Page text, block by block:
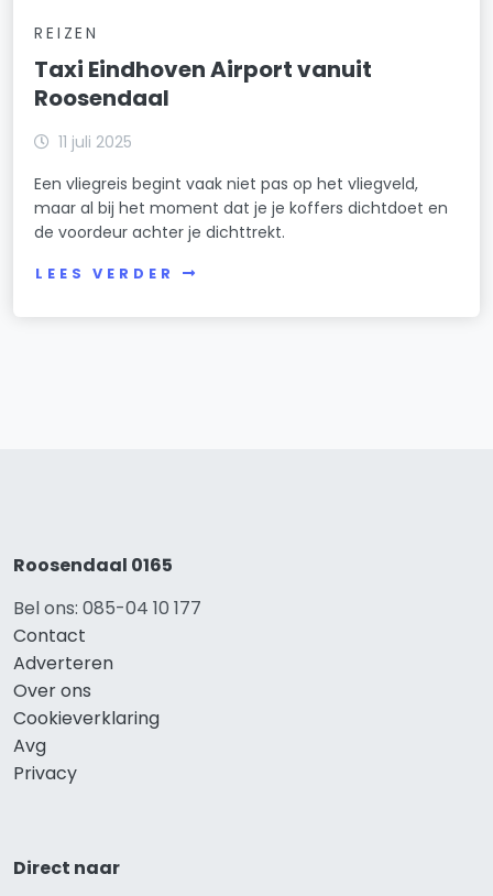
REIZEN
Taxi Eindhoven Airport vanuit
Roosendaal
11 juli 2025
Een vliegreis begint vaak niet pas op het vliegveld,
maar al bij het moment dat je je koffers dichtdoet en
de voordeur achter je dichttrekt.
LEES VERDER
Roosendaal 0165
Bel ons: 085-04 10 177
Contact
Adverteren
Over ons
Cookieverklaring
Avg
Privacy
Direct naar